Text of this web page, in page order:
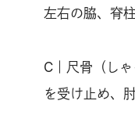
左右の脇、脊
C｜尺骨（し
を受け止め、